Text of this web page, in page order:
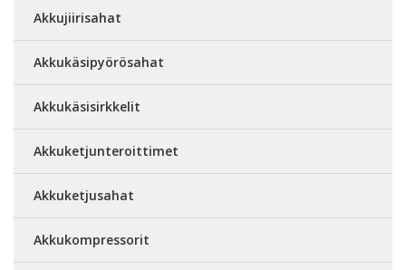
Akkujiirisahat
Akkukäsipyörösahat
Akkukäsisirkkelit
Akkuketjunteroittimet
Akkuketjusahat
Akkukompressorit